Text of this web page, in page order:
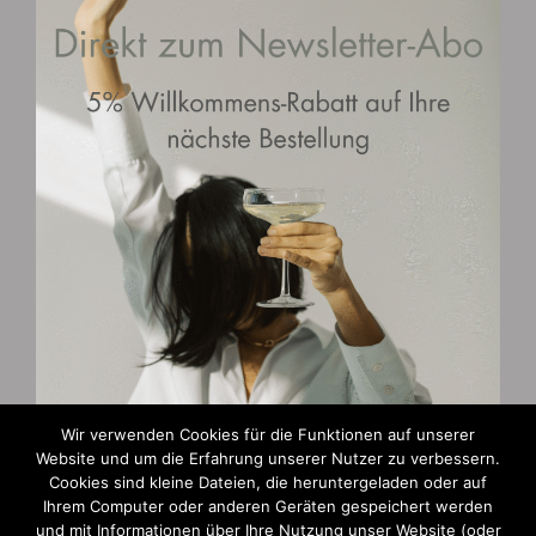
Zahlungsarten
Wir verwenden Cookies für die Funktionen auf unserer
Website und um die Erfahrung unserer Nutzer zu verbessern.
Cookies sind kleine Dateien, die heruntergeladen oder auf
Ihrem Computer oder anderen Geräten gespeichert werden
und mit Informationen über Ihre Nutzung unser Website (oder